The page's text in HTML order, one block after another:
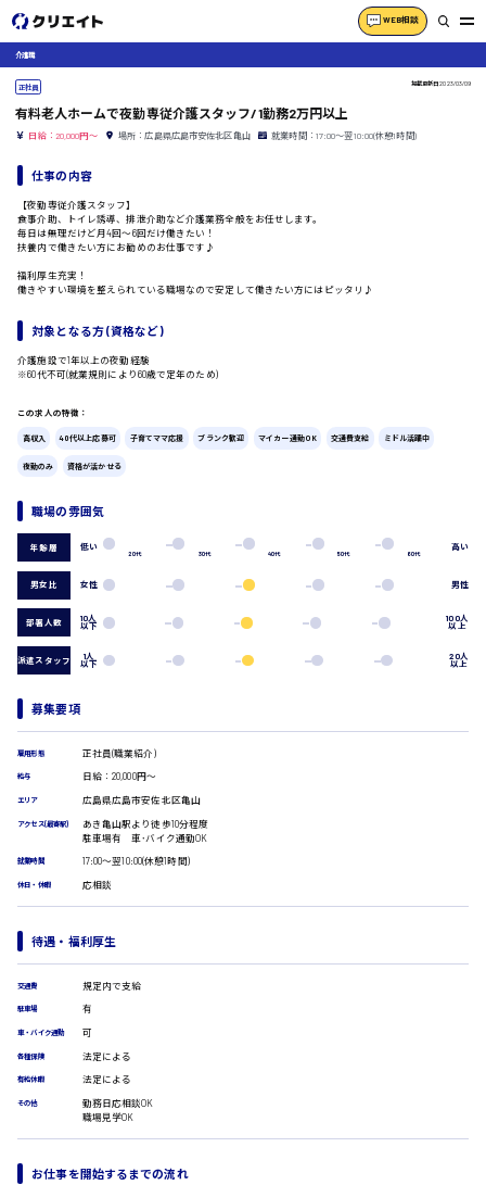
WEB相談
製造オペレーター
検品・包装・箱詰め
ピッキング・仕分け
軽作業
フォークリフト
介護・医療系
介護職
オフィスワーク系
貿易事務
データ入力
コールセンターオペレーター
総務事務
経理事務
受付事務
翻訳、通訳
校正・編集
カスタマーエンジニア
広島市東区
広島市南区
広島市佐伯区
広島市安佐南区
時給1300円～
時給1500円以上
介護職
正社員 掲載更新日2023/03/09
有料老人ホームで夜勤専従介護スタッフ/1勤務2万円以上
日給：20,000円～ 場所：広島県広島市安佐北区亀山 就業時間：17:00～翌10:00(休憩1時間)
仕事の内容
【夜勤専従介護スタッフ】
食事介助、トイレ誘導、排泄介助など介護業務全般をお任せします。
毎日は無理だけど月4回〜6回だけ働きたい！
扶養内で働きたい方にお勧めのお仕事です♪
福利厚生充実！
働きやすい環境を整えられている職場なので安定して働きたい方にはピッタリ♪
対象となる方 (資格など)
介護施設で1年以上の夜勤経験
※60代不可(就業規則により60歳で定年のため)
この求人の特徴：
高収入 40代以上応募可 子育てママ応援 ブランク歓迎 マイカー通勤OK 交通費支給 ミドル活躍中
夜勤のみ 資格が活かせる
職場の雰囲気
年齢層 低い
20代 30代 40代 50代 60代
高い
男女比 女性 男性
部署人数 10人
以下
100人
以上
派遣スタッフ 1人
以下
20人
以上
募集要項
雇用形態 正社員(職業紹介)
給与 日給：20,000円～
エリア 広島県広島市安佐北区亀山
アクセス(最寄駅)
あき亀山駅より徒歩10分程度
駐車場有 車･バイク通勤OK
就業時間 17:00～翌10:00(休憩1時間)
休日・休暇 応相談
待遇・福利厚生
交通費 規定内で支給
駐車場 有
車・バイク通勤 可
各種保険 法定による
有給休暇 法定による
その他
勤務日応相談OK
職場見学OK
お仕事を開始するまでの流れ